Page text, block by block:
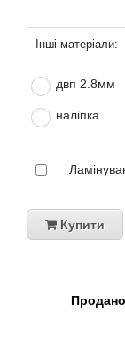
двп 2.8мм
наліпка
Купити